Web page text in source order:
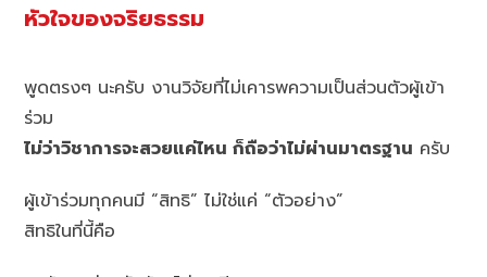
หัวใจของจริยธรรม
พูดตรงๆ นะครับ งานวิจัยที่ไม่เคารพความเป็นส่วนตัวผู้เข้า
ร่วม
ไม่ว่าวิชาการจะสวยแค่ไหน ก็ถือว่าไม่ผ่านมาตรฐาน ครับ
ผู้เข้าร่วมทุกคนมี “สิทธิ” ไม่ใช่แค่ “ตัวอย่าง”
สิทธิในที่นี้คือ